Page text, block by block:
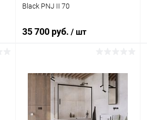
Black PNJ II 70
35 700 руб. / шт
В корзину
Купить в 1 клик
В избранное Под заказ